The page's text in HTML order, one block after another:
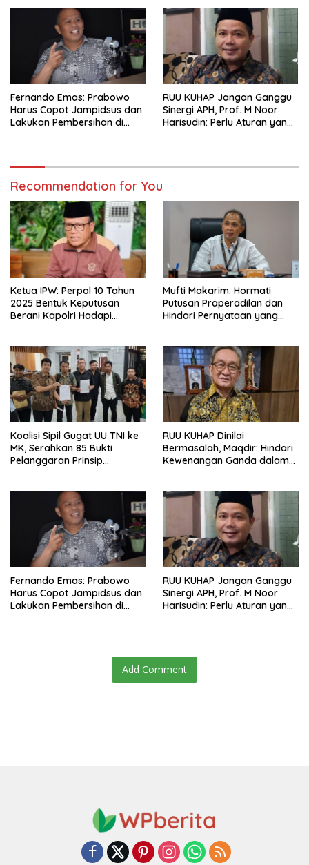
Fernando Emas: Prabowo
Harus Copot Jampidsus dan
Lakukan Pembersihan di
RUU KUHAP Jangan Ganggu
Sinergi APH, Prof. M Noor
Harisudin: Perlu Aturan yang
Recommendation for You
Ketua IPW: Perpol 10 Tahun
2025 Bentuk Keputusan
Berani Kapolri Hadapi
Mufti Makarim: Hormati
Putusan Praperadilan dan
Hindari Pernyataan yang
Koalisi Sipil Gugat UU TNI ke
MK, Serahkan 85 Bukti
Pelanggaran Prinsip
RUU KUHAP Dinilai
Bermasalah, Maqdir: Hindari
Kewenangan Ganda dalam
Fernando Emas: Prabowo
Harus Copot Jampidsus dan
Lakukan Pembersihan di
RUU KUHAP Jangan Ganggu
Sinergi APH, Prof. M Noor
Harisudin: Perlu Aturan yang
Add Comment